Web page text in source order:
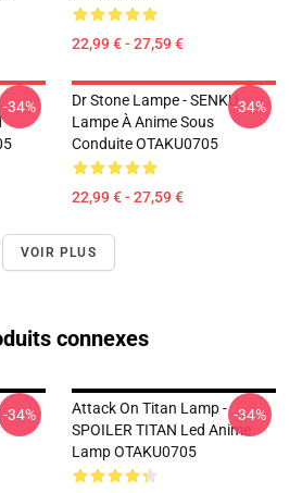
22,99 € - 27,59 €
-34%
Dr Stone Lampe - SENKU
Lampe À Anime Sous
Conduite OTAKU0705
22,99 € - 27,59 €
-34%
VOIR PLUS
connexes
-34%
Attack On Titan Lamp -
SPOILER TITAN Led Anime
Lamp OTAKU0705
-34%